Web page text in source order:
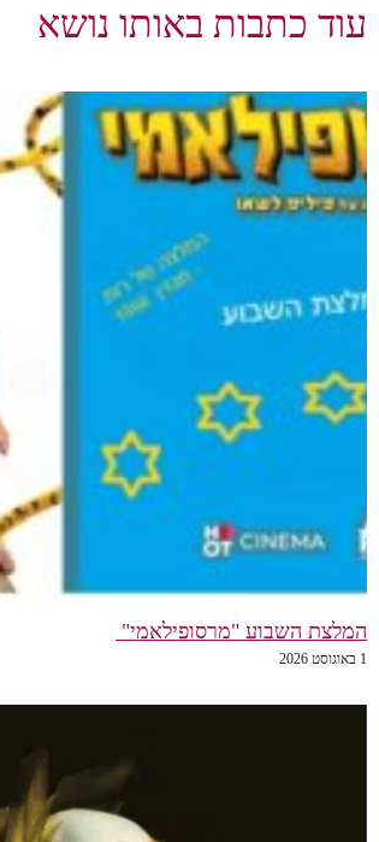
עוד כתבות באותו נושא
המלצת השבוע "מרסופילאמי"
1 באוגוסט 2026